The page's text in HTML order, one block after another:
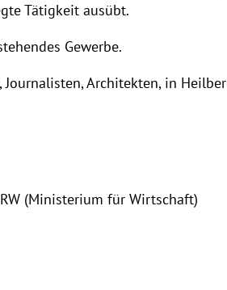
Tätigkeit ausübt.
Gewerbe.
Journalisten, Architekten, in
(Ministerium für Wirtschaft)